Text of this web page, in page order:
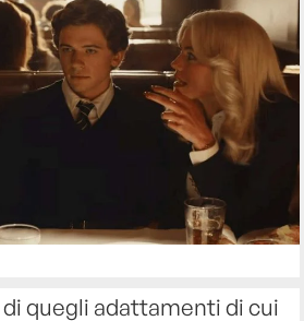
quegli adattamenti di cui